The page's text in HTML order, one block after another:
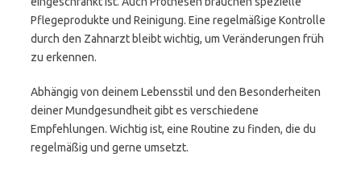
Pflegeprodukte und Reinigung. Eine regelmäßige Kontrolle
durch den Zahnarzt bleibt wichtig, um Veränderungen früh
zu erkennen.
Abhängig von deinem Lebensstil und den Besonderheiten
deiner Mundgesundheit gibt es verschiedene
Empfehlungen. Wichtig ist, eine Routine zu finden, die du
regelmäßig und gerne umsetzt.